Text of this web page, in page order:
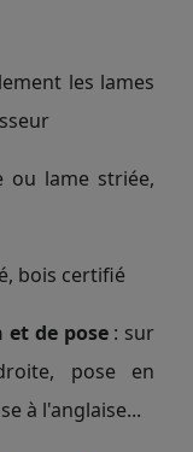
les lames
ou lame striée,
bois certifié
de pose: sur
pose en
à l'anglaise...